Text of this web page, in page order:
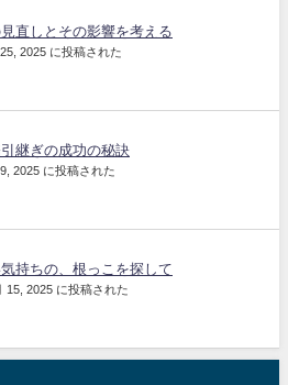
直しとその影響を考える
2025 に投稿された
継ぎの成功の秘訣
2025 に投稿された
持ちの、根っこを探して
15, 2025 に投稿された